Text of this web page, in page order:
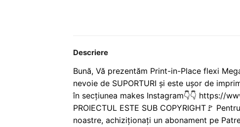
Descriere
Bună, Vă prezentăm Print-in-Place flexi
nevoie de SUPORTURI și este ușor de
în secțiunea makes Instagram👇👇 https://
PROIECTUL ESTE SUB COPYRIGHT🚩
noastre, achiziționați un abonament pe